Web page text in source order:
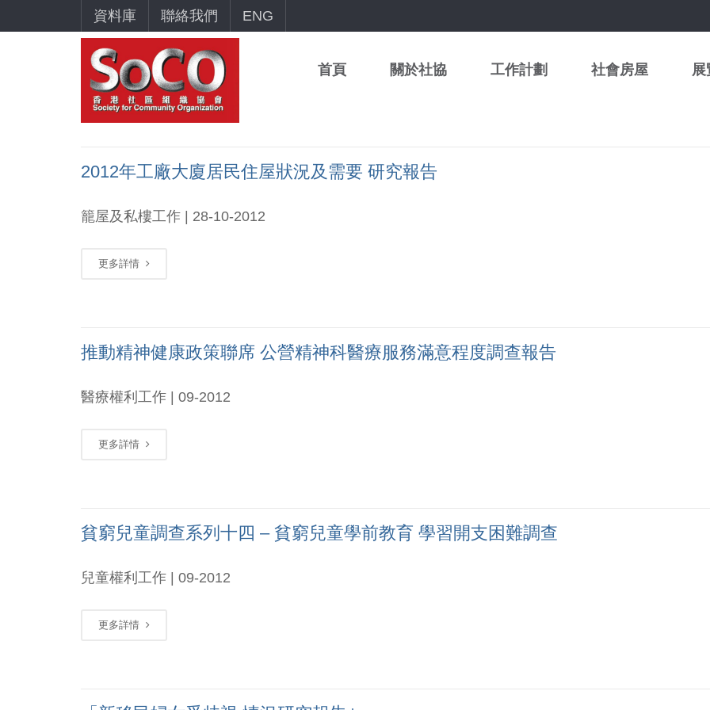
資料庫 聯絡我們 ENG
首頁 關於社協 工作計劃 社會房屋 展
2012年工廠大廈居民住屋狀況及需要 研究報告
籠屋及私樓工作 | 28-10-2012
更多詳情
推動精神健康政策聯席 公營精神科醫療服務滿意程度調查報告
醫療權利工作 | 09-2012
更多詳情
貧窮兒童調查系列十四 – 貧窮兒童學前教育 學習開支困難調查
兒童權利工作 | 09-2012
更多詳情